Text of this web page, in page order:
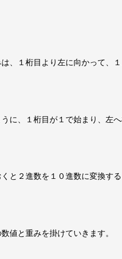
、１桁目より左に向かって、
に、 １桁目が１で始まり、左
と２進数を１０進数に変換す
値と重みを掛けていきます。